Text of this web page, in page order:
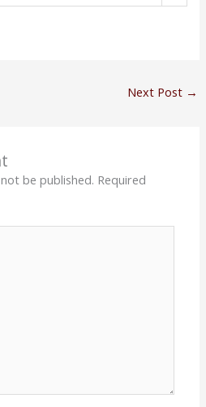
Next Post →
be published. Required